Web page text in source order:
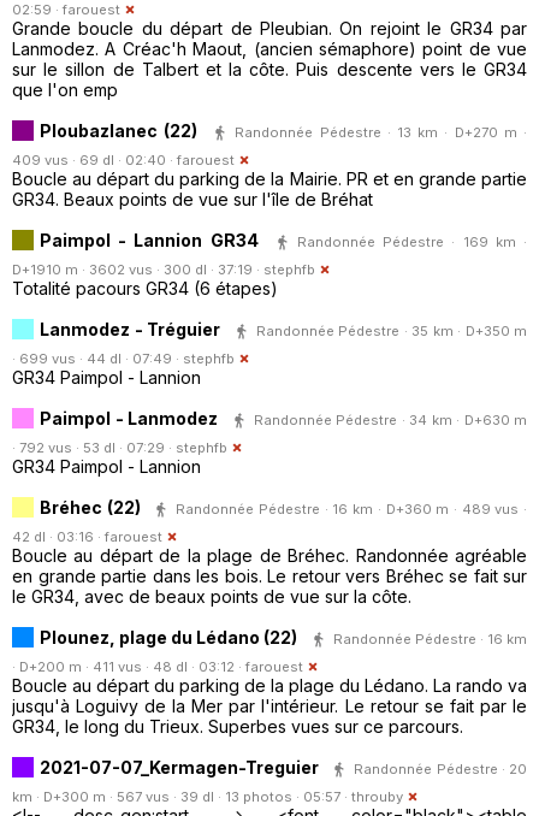
02:59 · farouest
Grande boucle du départ de Pleubian. On rejoint le GR34 par
Lanmodez. A Créac'h Maout, (ancien sémaphore) point de vue
sur le sillon de Talbert et la côte. Puis descente vers le GR34
que l'on emp
Ploubazlanec (22)
Randonnée Pédestre · 13 km · D+270 m ·
409 vus · 69 dl · 02:40 · farouest
Boucle au départ du parking de la Mairie. PR et en grande partie
GR34. Beaux points de vue sur l'île de Bréhat
Paimpol - Lannion GR34
Randonnée Pédestre · 169 km ·
D+1910 m · 3602 vus · 300 dl · 37:19 · stephfb
Totalité pacours GR34 (6 étapes)
Lanmodez - Tréguier
Randonnée Pédestre · 35 km · D+350 m
· 699 vus · 44 dl · 07:49 · stephfb
GR34 Paimpol - Lannion
Paimpol - Lanmodez
Randonnée Pédestre · 34 km · D+630 m
· 792 vus · 53 dl · 07:29 · stephfb
GR34 Paimpol - Lannion
Bréhec (22)
Randonnée Pédestre · 16 km · D+360 m · 489 vus ·
42 dl · 03:16 · farouest
Boucle au départ de la plage de Bréhec. Randonnée agréable
en grande partie dans les bois. Le retour vers Bréhec se fait sur
le GR34, avec de beaux points de vue sur la côte.
Plounez, plage du Lédano (22)
Randonnée Pédestre · 16 km
· D+200 m · 411 vus · 48 dl · 03:12 · farouest
Boucle au départ du parking de la plage du Lédano. La rando va
jusqu'à Loguivy de la Mer par l'intérieur. Le retour se fait par le
GR34, le long du Trieux. Superbes vues sur ce parcours.
2021-07-07_Kermagen-Treguier
Randonnée Pédestre · 20
km · D+300 m · 567 vus · 39 dl · 13 photos · 05:57 · throuby